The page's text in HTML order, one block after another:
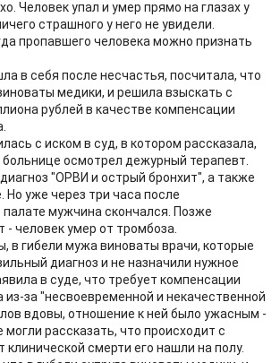
Человек упал и умер прямо на глазах у
страшного у него не увидели.
пропавшего человека можно признать
в себя после несчастья, посчитала, что
медики, и решила взыскать с
рублей в качестве компенсации
с иском в суд, в котором рассказала,
осмотрел дежурный терапевт.
"ОРВИ и острый бронхит", а также
Но уже через три часа после
палате мужчина скончался. Позже
человек умер от тромбоза.
в гибели мужа виноваты врачи, которые
диагноз и не назначили нужное
в суде, что требует компенсации
из-за "несвоевременной и некачественной
вдовы, отношение к ней было ужасным -
рассказать, что происходит с
смерти его нашли на полу.